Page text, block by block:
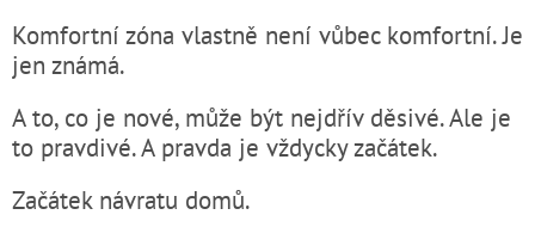
Komfortní zóna vlastně není vůbec komfortní. Je
jen známá.
A to, co je nové, může být nejdřív děsivé. Ale je
to pravdivé. A pravda je vždycky začátek.
Začátek návratu domů.